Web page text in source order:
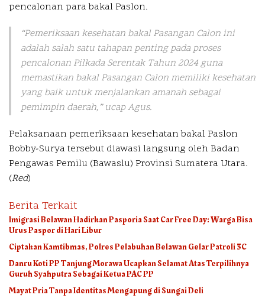
pencalonan para bakal Paslon.
“Pemeriksaan kesehatan bakal Pasangan Calon ini
adalah salah satu tahapan penting pada proses
pencalonan Pilkada Serentak Tahun 2024 guna
memastikan bakal Pasangan Calon memiliki kesehatan
yang baik untuk menjalankan amanah sebagai
pemimpin daerah,” ucap Agus.
Pelaksanaan pemeriksaan kesehatan bakal Paslon
Bobby-Surya tersebut diawasi langsung oleh Badan
Pengawas Pemilu (Bawaslu) Provinsi Sumatera Utara.
(Red)
Berita Terkait
Imigrasi Belawan Hadirkan Pasporia Saat Car Free Day: Warga Bisa
Urus Paspor di Hari Libur
Ciptakan Kamtibmas, Polres Pelabuhan Belawan Gelar Patroli 3C
Danru Koti PP Tanjung Morawa Ucapkan Selamat Atas Terpilihnya
Guruh Syahputra Sebagai Ketua PAC PP
Mayat Pria Tanpa Identitas Mengapung di Sungai Deli